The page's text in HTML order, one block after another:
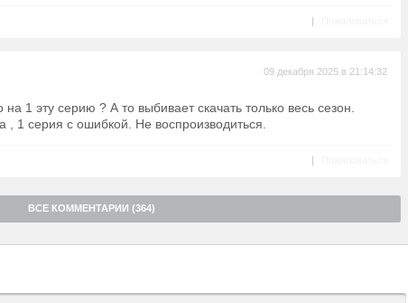
|
09 декабря 2025 в 21:14:32
на 1 эту серию ? А то выбивает скачать только весь сезон.
, 1 серия с ошибкой. Не воспроизводиться.
|
ВСЕ КОММЕНТАРИИ (364)